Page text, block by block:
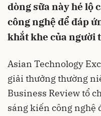
dòng sữa này hé lộ
công nghệ để đáp
khắt khe của người
Asian Technology
giải thưởng thường
Business Review tổ
sáng kiến công nghệ